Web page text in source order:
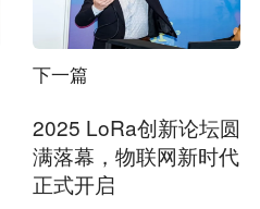
下一篇
2025 LoRa创新论坛圆
满落幕，物联网新时代
正式开启